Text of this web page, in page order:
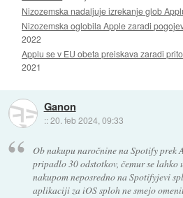
Nizozemska nadaljuje izrekanje glob
Nizozemska oglobila Apple zaradi
2022
Applu se v EU obeta preiskava zaradi
2021
Ganon
::20. feb 2024, 09:33
Ob nakupu naročnine na Spotify prek
pripadlo 30 odstotkov, čemur se
nakupom neposredno na Spotifyjevi
aplikaciji za iOS sploh ne smejo